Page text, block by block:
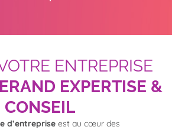
ENTREPRISE
EXPERTISE &
CONSEIL
d’entrepriseest au cœur des